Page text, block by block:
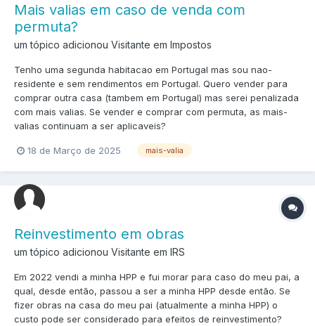
Mais valias em caso de venda com
permuta?
um tópico adicionou Visitante em Impostos
Tenho uma segunda habitacao em Portugal mas sou nao-
residente e sem rendimentos em Portugal. Quero vender para
comprar outra casa (tambem em Portugal) mas serei penalizada
com mais valias. Se vender e comprar com permuta, as mais-
valias continuam a ser aplicaveis?
18 de Março de 2025 mais-valia
Reinvestimento em obras
um tópico adicionou Visitante em IRS
Em 2022 vendi a minha HPP e fui morar para caso do meu pai, a
qual, desde então, passou a ser a minha HPP desde então. Se
fizer obras na casa do meu pai (atualmente a minha HPP) o
custo pode ser considerado para efeitos de reinvestimento?